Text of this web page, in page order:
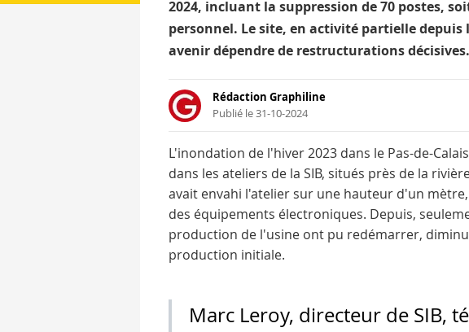
2024, incluant la suppression de 70 postes,
personnel. Le site, en activité partielle
avenir dépendre de restructurations décisives.
Rédaction Graphiline
Publié le 31-10-2024
L'inondation de l'hiver 2023 dans le Pas-de-
dans les ateliers de la SIB, situés près de la
avait envahi l'atelier sur une hauteur d'un
des équipements électroniques. Depuis,
production de l'usine ont pu redémarrer,
production initiale.
Marc Leroy, directeur de SIB,